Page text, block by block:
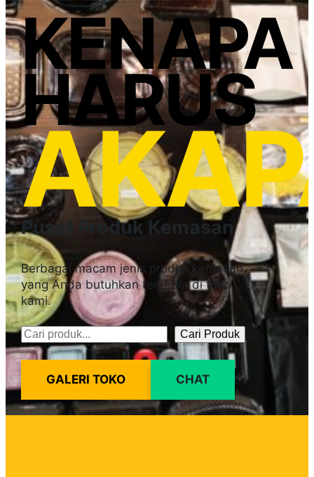
KENAPA
HARUS
Pusat Produk Kemasan
Berbagai macam jenis produk kemasan
yang Anda butuhkan tersedia di toko
kami.
Pencarian Cari Produk
GALERI TOKO CHAT